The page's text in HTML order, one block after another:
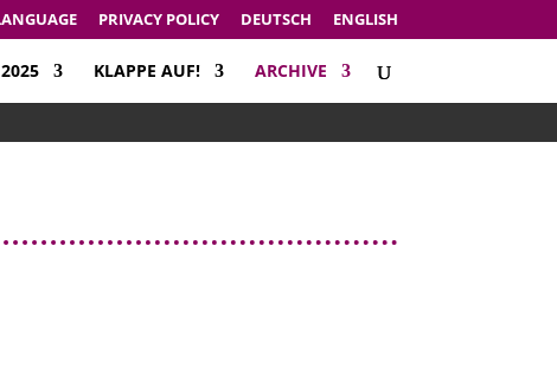
PRIVACY POLICY DEUTSCH ENGLISH
KLAPPE AUF! ARCHIVE